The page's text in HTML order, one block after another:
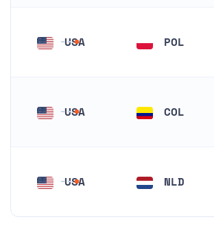
USA POL
USA COL
USA NLD